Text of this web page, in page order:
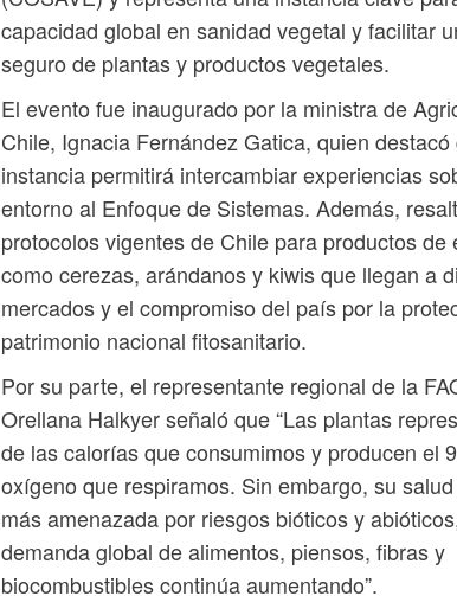
capacidad global en sanidad vegetal y facilitar
seguro de plantas y productos vegetales.
El evento fue inaugurado por la ministra de
Chile, Ignacia Fernández Gatica, quien
instancia permitirá intercambiar experiencias
entorno al Enfoque de Sistemas. Además,
protocolos vigentes de Chile para productos de
como cerezas, arándanos y kiwis que llegan a
mercados y el compromiso del país por la
patrimonio nacional fitosanitario.
Por su parte, el representante regional de la
Orellana Halkyer señaló que “Las plantas
de las calorías que consumimos y producen el
oxígeno que respiramos. Sin embargo, su
más amenazada por riesgos bióticos y
demanda global de alimentos, piensos, fibras y
biocombustibles continúa aumentando”.